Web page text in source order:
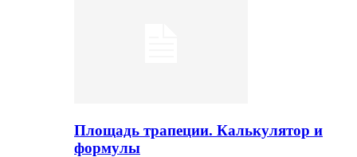
Площадь трапеции. Калькулятор и
формулы